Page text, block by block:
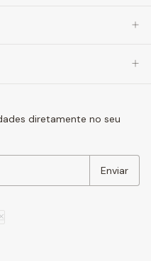
diretamente no seu